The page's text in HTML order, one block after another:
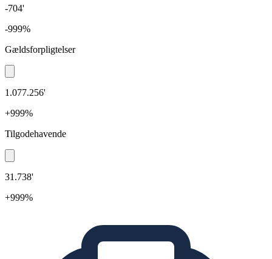
-704'
-999%
Gældsforpligtelser
1.077.256'
+999%
Tilgodehavende
31.738'
+999%